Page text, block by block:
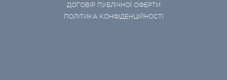
ДОГОВІР ПУБЛІЧНОЇ ОФЕРТИ
ПОЛІТИКА КОНФІДЕНЦІЙНОСТІ